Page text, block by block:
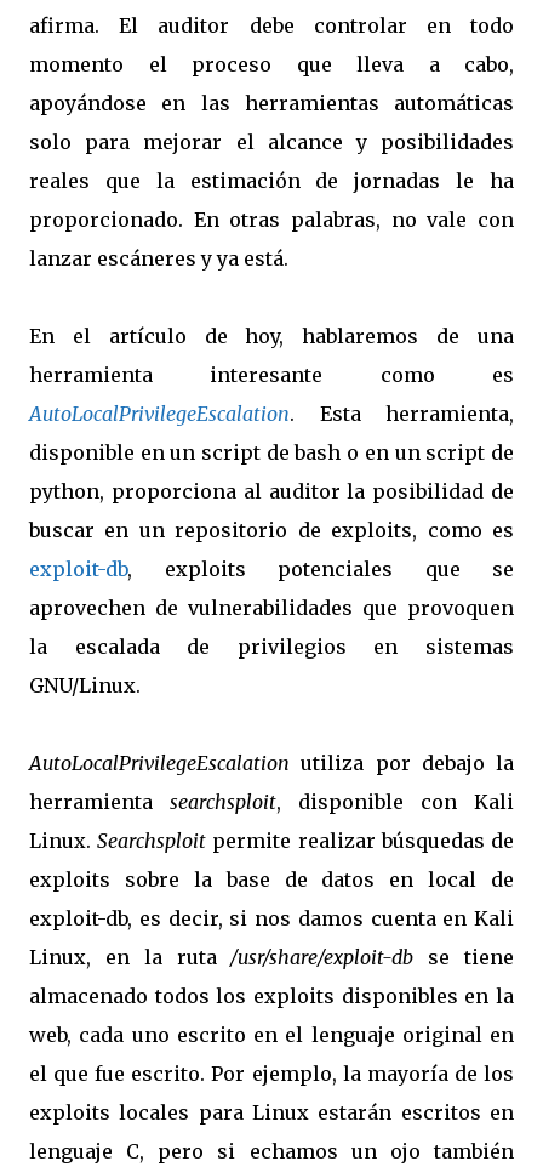
afirma. El auditor debe controlar en todo
momento el proceso que lleva a cabo,
apoyándose en las herramientas automáticas
solo para mejorar el alcance y posibilidades
reales que la estimación de jornadas le ha
proporcionado. En otras palabras, no vale con
lanzar escáneres y ya está.
En el artículo de hoy, hablaremos de una
herramienta interesante como es
AutoLocalPrivilegeEscalation. Esta herramienta,
disponible en un script de bash o en un script de
python, proporciona al auditor la posibilidad de
buscar en un repositorio de exploits, como es
exploit-db, exploits potenciales que se
aprovechen de vulnerabilidades que provoquen
la escalada de privilegios en sistemas
GNU/Linux.
AutoLocalPrivilegeEscalation utiliza por debajo la
herramienta searchsploit, disponible con Kali
Linux.Searchsploit permite realizar búsquedas de
exploits sobre la base de datos en local de
exploit-db, es decir, si nos damos cuenta en Kali
Linux, en la ruta/usr/share/exploit-db se tiene
almacenado todos los exploits disponibles en la
web, cada uno escrito en el lenguaje original en
el que fue escrito. Por ejemplo, la mayoría de los
exploits locales para Linux estarán escritos en
lenguaje C, pero si echamos un ojo también